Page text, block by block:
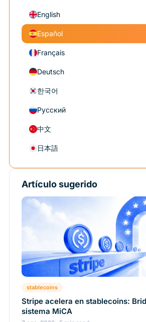
English
Español
Français
Deutsch
한국어
Русский
中文
日本語
Artículo sugerido
stablecoins
Stripe acelera en stablecoins:
sistema MiCA